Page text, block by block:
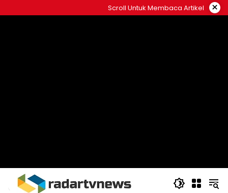
to
Scroll Untuk Membaca Artikel ×